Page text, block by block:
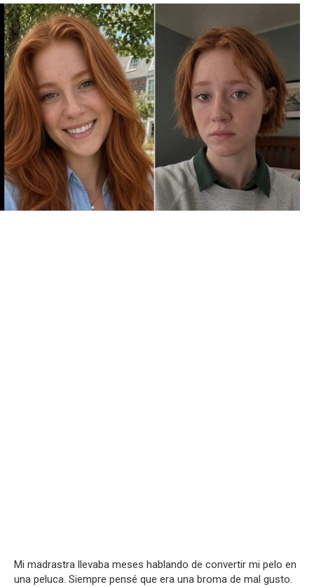
Mi madrastra llevaba meses hablando de convertir mi pelo en
una peluca. Siempre pensé que era una broma de mal gusto.